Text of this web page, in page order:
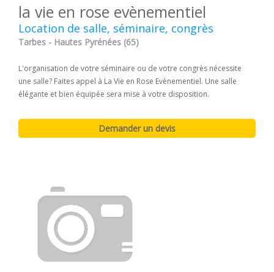
la vie en rose evènementiel
Location de salle, séminaire, congrès
Tarbes - Hautes Pyrénées (65)
L'organisation de votre séminaire ou de votre congrès nécessite
une salle? Faites appel à La Vie en Rose Evènementiel. Une salle
élégante et bien équipée sera mise à votre disposition.